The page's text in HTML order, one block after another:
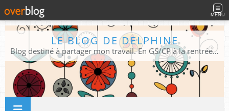
MENU
LE BLOG DE DELPHINE
Blog destiné à partager mon travail. En GS/CP à la rentrée 2026/2027 !